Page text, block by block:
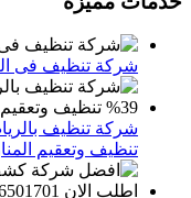
شركة تنظيف فى
تنظيف وتعقيم